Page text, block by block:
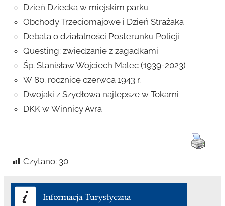
Dzień Dziecka w miejskim parku
Obchody Trzeciomajowe i Dzień Strażaka
Debata o działalności Posterunku Policji
Questing: zwiedzanie z zagadkami
Śp. Stanisław Wojciech Malec (1939-2023)
W 80. rocznicę czerwca 1943 r.
Dwojaki z Szydłowa najlepsze w Tokarni
DKK w Winnicy Avra
Czytano: 30